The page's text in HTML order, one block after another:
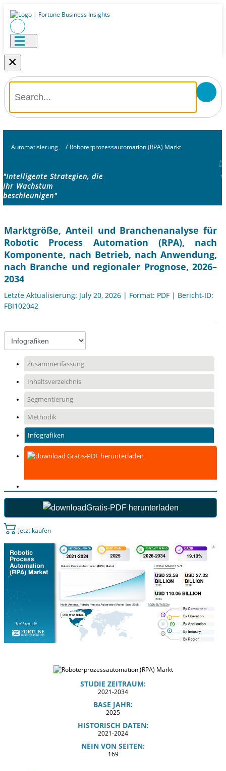
×
Automatisierung / Roboterprozessautomation (RPA) Markt
"Intelligente Strategien, die
Ihr Wachstum
beschleunigen"
Marktgröße, Anteil und Branchenanalyse für
Robotic Process Automation (RPA), nach
Komponente, nach Betrieb, nach Anwendung,
nach Branche und regionaler Prognose, 2026–
2034
Letzte Aktualisierung: July 20, 2026 | Format: PDF | Bericht-ID:
FBI102042
Zusammenfassung
Inhaltsverzeichnis
Segmentierung
Methodik
Infografiken
Gratis-PDF herunterladen
Gratis-PDF herunterladen
Jetzt kaufen
STUDIE ZEITRAUM:
2021-2034
BASE JAHR:
2025
HISTORISCH DATEN:
2021-2024
NEIN VON SEITEN:
169